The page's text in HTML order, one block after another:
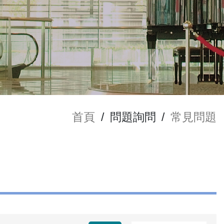
首頁 / 問題詢問 / 常見問題